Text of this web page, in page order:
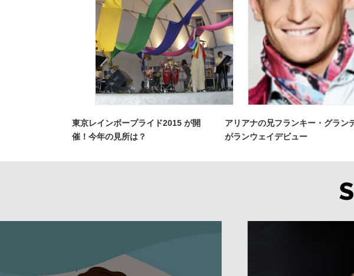
東京レインボープライド2015 が開
催！今年の見所は？
アリアナの兄フランキー・グラン
がランウェイデビュー